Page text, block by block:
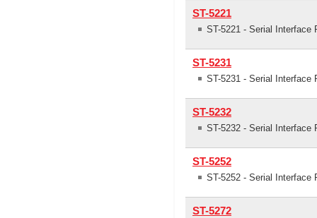
ST-5221
ST-5221 - Serial Interface
ST-5231
ST-5231 - Serial Interface
ST-5232
ST-5232 - Serial Interface
ST-5252
ST-5252 - Serial Interface
ST-5272